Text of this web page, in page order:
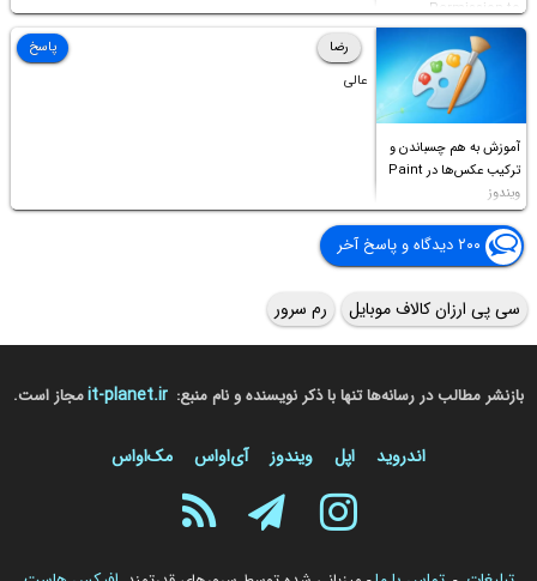
Permission to
Access this folder
آموزش به هم چسباندن و
ترکیب عکس‌ها در Paint
ویندوز
رضا
عالی
پاسخ
۲۰۰ دیدگاه و پاسخ آخر
سی پی ارزان کالاف موبایل رم سرور
بازنشر مطالب در رسانه‌ها تنها با ذکر نویسنده و نام منبع: it-planet.irمجاز است.
اندروید اپل ویندوز آی‌او‌اس مک‌او‌اس